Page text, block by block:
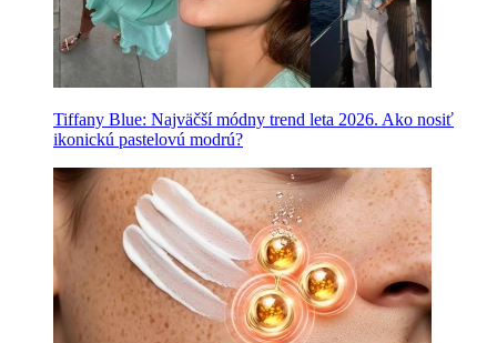
Tiffany Blue: Najväčší módny trend leta 2026. Ako nosiť
ikonickú pastelovú modrú?